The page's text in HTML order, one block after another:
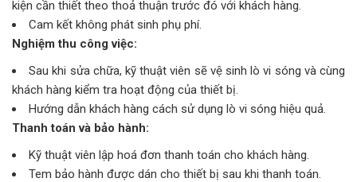
kiện cần thiết theo thoả thuận trước đó với khách hàng.
Cam kết không phát sinh phụ phí.
Nghiệm thu công việc:
Sau khi sửa chữa, kỹ thuật viên sẽ vệ sinh lò vi sóng và cùng
khách hàng kiểm tra hoạt động của thiết bị.
Hướng dẫn khách hàng cách sử dụng lò vi sóng hiệu quả.
Thanh toán và bảo hành:
Kỹ thuật viên lập hoá đơn thanh toán cho khách hàng.
Tem bảo hành được dán cho thiết bị sau khi thanh toán.